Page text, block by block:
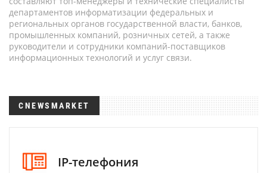
департаментов информатизации федеральных и
региональных органов государственной власти, банков,
промышленных компаний, розничных сетей, а также
руководители и сотрудники компаний-поставщиков
информационных технологий и услуг связи.
CNEWSMARKET
IP-телефония